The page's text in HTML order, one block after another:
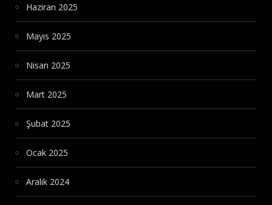
Haziran 2025
Mayıs 2025
Nisan 2025
Mart 2025
Şubat 2025
Ocak 2025
Aralık 2024